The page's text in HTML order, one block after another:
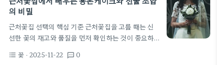
성격에 맞춘 옵션을 미리 확인하는 것이 좋습니다. 지
이 많습니다. 용돈을 돈다발처럼 포장하는 방식이나,
쿠션형 디저트 위에 접목된 현금 디테일로 선물의 가
치를 높일 수 있습니다. 용돈케이크를 제작하는 꽃집
의 비밀
근처꽃집 선택의 핵심 기준 근처꽃집을 고를 때는 신
선한 꽃의 재고와 품질을 먼저 확인하는 것이 중요하
하면 예기치 않은 상황을 줄일 수 있다. 위치가 가까울
format_list_bulleted 꽃 · 2025-11-22 textsms 0